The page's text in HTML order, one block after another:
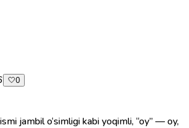
🤍0
jambil o‘simligi kabi yoqimli, “oy” — oy,